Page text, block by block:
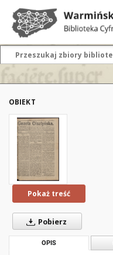
OBIEKT
Pokaż treść
Pobierz
OPIS